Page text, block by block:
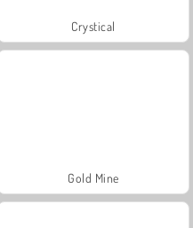
Crystical
Gold Mine